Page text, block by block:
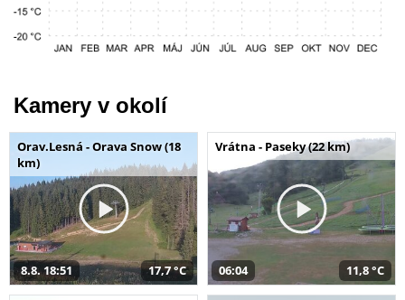
Kamery v okolí
Orav.Lesná - Orava Snow (18
km)
8.8. 18:51 17,7 °C
Vrátna - Paseky (22 km)
06:04 11,8 °C